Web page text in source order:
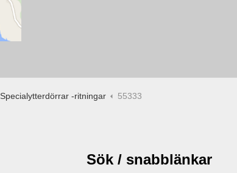
Specialytterdörrar -ritningar 55333
Sök / snabblänkar